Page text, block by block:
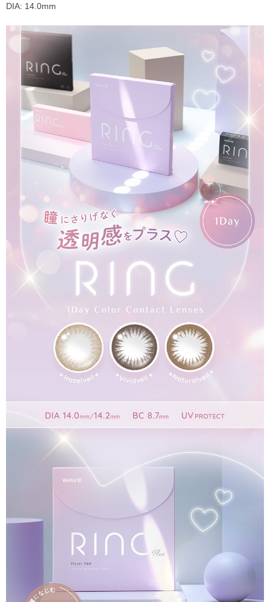
DIA: 14.0mm